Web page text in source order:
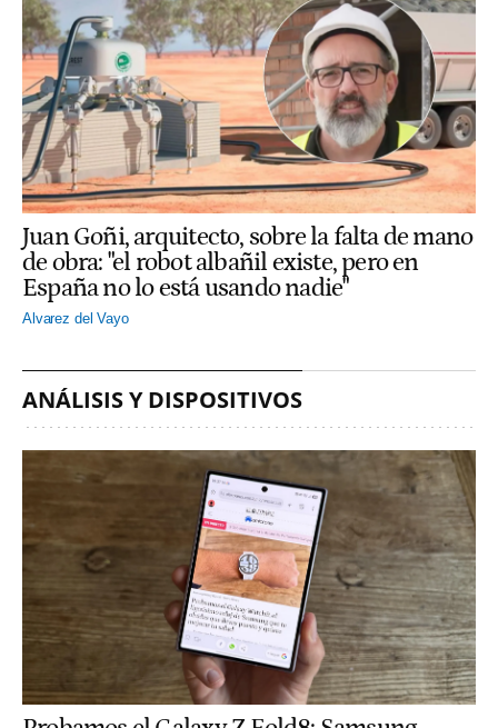
Juan Goñi, arquitecto, sobre la falta de mano
de obra: "el robot albañil existe, pero en
España no lo está usando nadie"
Alvarez del Vayo
ANÁLISIS Y DISPOSITIVOS